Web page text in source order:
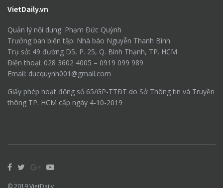
VietDaily.vn
Quản lý nội dung: Phạm Đức Quỳnh
Trưởng ban biên tập: Nhà báo Nguyễn Thanh Bình
Trụ sở: 49 đường D5, P. 25, Q. Bình Thạnh, TP. HCM
Điện thoại: 028 3602 4005 – 0919 099 989
Email: ducquynh001@gmail.com
Giấy phép hoạt động số 65/GP-TTĐT do Sở Thông tin và Truyền
thông TP. HCM cấp ngày 4-10-2019
© 2019VietDaily